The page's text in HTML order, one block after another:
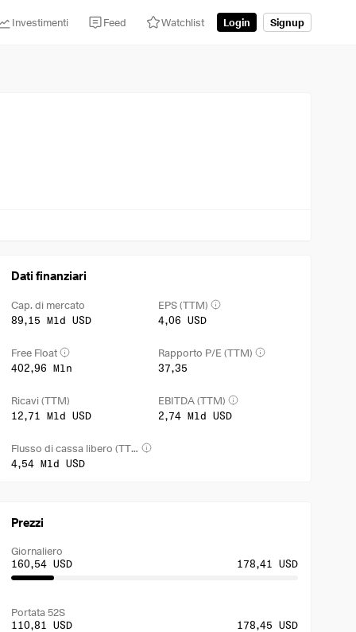
Investimenti Feed Watchlist Login Signup
Dati finanziari
Cap. di mercato
89,15 Mld USD
EPS (TTM)
4,06 USD
Free Float
402,96 Mln
Rapporto P/E (TTM)
37,35
Ricavi (TTM)
12,71 Mld USD
EBITDA (TTM)
2,74 Mld USD
Flusso di cassa libero (TTM)
4,54 Mld USD
Prezzi
Giornaliero
160,54 USD
178,41 USD
Portata 52S
110,81 USD
178,45 USD